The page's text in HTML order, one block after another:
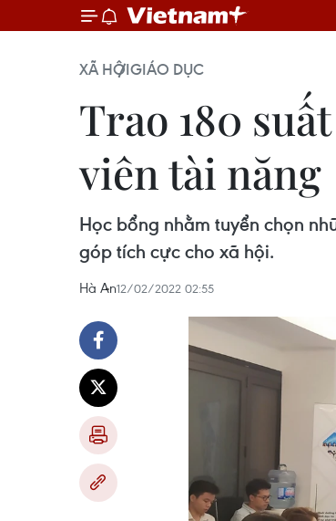
XÃ HỘIGIÁO DỤC
Trao 180
viên tài năng
Học bổng nhằm tuyển chọn
góp tích cực cho xã hội.
Hà An12/02/2022 02:55